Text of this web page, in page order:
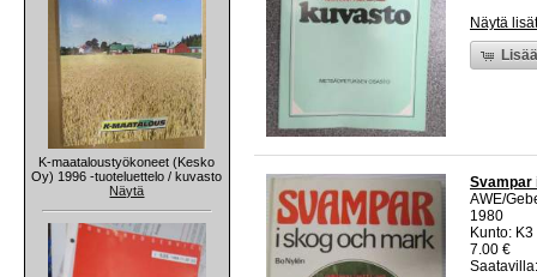
K-maataloustyökoneet (Kesko
Oy) 1996 -tuoteluettelo / kuvasto
Näytä
Näytä
Svampar
AWE/
1980
Kunto:
7.00 €